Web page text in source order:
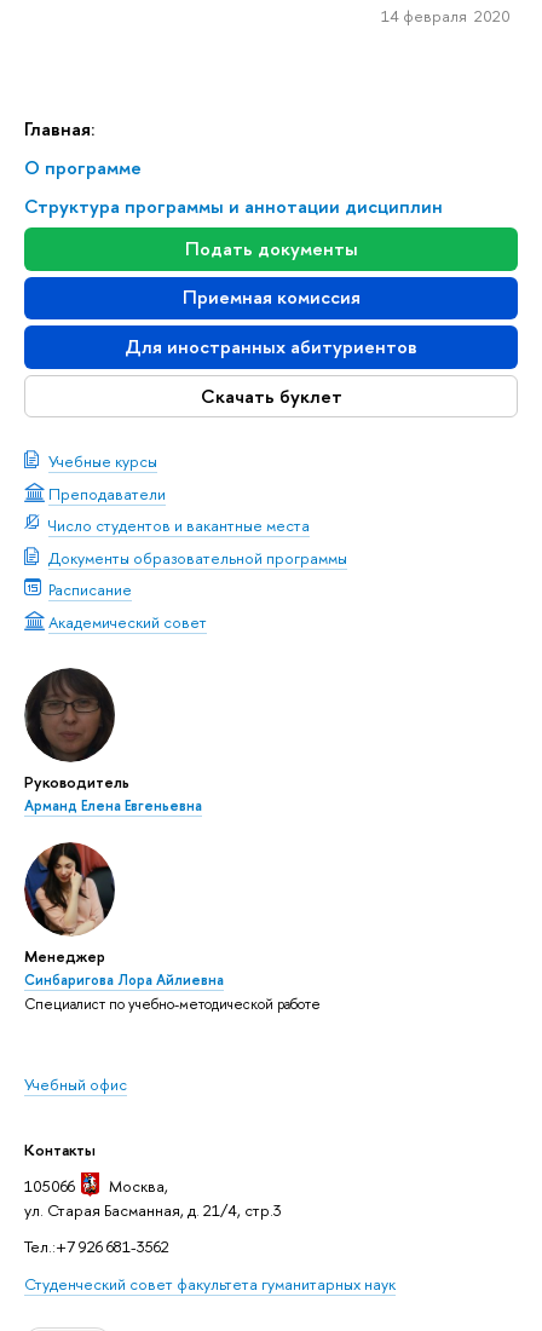
Главная:
О программе
Структура программы и аннотации дисциплин
Подать документы
Приемная комиссия
Для иностранных абитуриентов
Скачать буклет
Учебные курсы
Преподаватели
Число студентов и вакантные места
Документы образовательной программы
Расписание
Академический совет
Руководитель
Арманд Елена Евгеньевна
Менеджер
Синбаригова Лора Айлиевна
Специалист по учебно-методической работе
Учебный офис
Контакты
105066
Москва,
ул. Старая Басманная, д. 21/4, стр.3
Тел.:+7 926 681-3562
Студенческий совет факультета гуманитарных наук
14 февраля 2020